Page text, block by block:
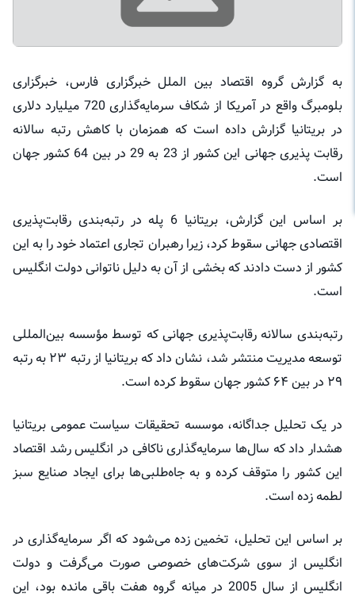
به گزارش گروه اقتصاد بین الملل خبرگزاری فارس، خبرگزاری
بلومبرگ واقع در آمریکا از شکاف سرمایه‌گذاری 720 میلیارد دلاری
در بریتانیا گزارش داده است که همزمان با کاهش رتبه سالانه
رقابت پذیری جهانی این کشور از 23 به 29 در بین 64 کشور جهان
است.
بر اساس این گزارش، بریتانیا 6 پله در رتبه‌بندی رقابت‌پذیری
اقتصادی جهانی سقوط کرد، زیرا رهبران تجاری اعتماد خود را به این
کشور از دست دادند که بخشی از آن به دلیل ناتوانی دولت انگلیس
است.
رتبه‌بندی سالانه رقابت‌پذیری جهانی که توسط مؤسسه بین‌المللی
توسعه مدیریت منتشر شد، نشان داد که بریتانیا از رتبه ۲۳ به رتبه
۲۹ در بین ۶۴ کشور جهان سقوط کرده است.
در یک تحلیل جداگانه، موسسه تحقیقات سیاست عمومی بریتانیا
هشدار داد که سال‌ها سرمایه‌گذاری ناکافی در انگلیس رشد اقتصاد
این کشور را متوقف کرده و به جاه‌طلبی‌ها برای ایجاد صنایع سبز
لطمه زده است.
بر اساس این تحلیل، تخمین زده می‌شود که اگر سرمایه‌گذاری در
انگلیس از سوی شرکت‌های خصوصی صورت می‌گرفت و دولت
انگلیس از سال 2005 در میانه گروه هفت باقی مانده بود، این